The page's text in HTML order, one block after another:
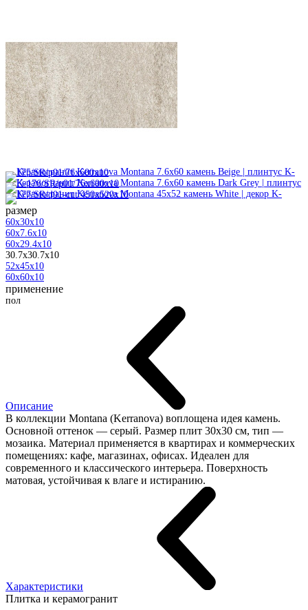
размер
60x30x10
60x7.6x10
60x29.4x10
30.7x30.7x10
52x45x10
60x60x10
применение
пол
Описание
В коллекции Montana (Kerranova) воплощена идея камень.
Основной оттенок — серый. Размер плит 30x30 см, тип —
мозаика. Материал применяется в квартирах и коммерческих
помещениях: кафе, магазинах, офисах. Идеален для
современного и классического интерьера. Поверхность
матовая, устойчивая к влаге и истиранию.
Характеристики
Плитка и керамогранит